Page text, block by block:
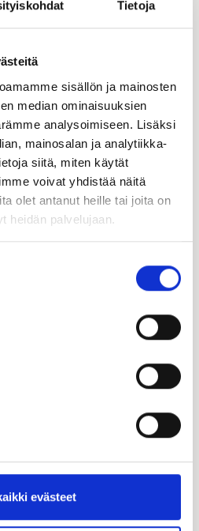
Tietoja
sisällön ja mainosten
median ominaisuuksien
analysoimiseen. Lisäksi
mainosalan ja analytiikka-
siitä, miten käytät
voivat yhdistää näitä
olet antanut heille tai joita on
heidän palvelujaan.
evästeet
merkittävät